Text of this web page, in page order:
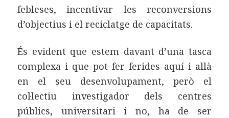
febleses, incentivar les reconversions
d’objectius i el reciclatge de capacitats.
És evident que estem davant d’una tasca
complexa i que pot fer ferides aquí i allà
en el seu desenvolupament, però el
col·lectiu investigador dels centres
públics, universitari i no, ha de ser